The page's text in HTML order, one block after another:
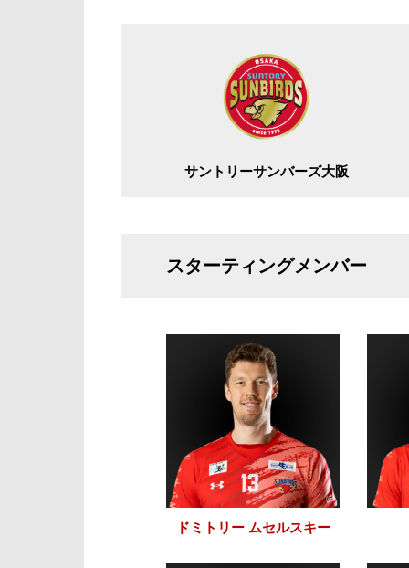
サントリーサンバーズ大阪
スターティングメンバー
ドミトリー ムセルスキー